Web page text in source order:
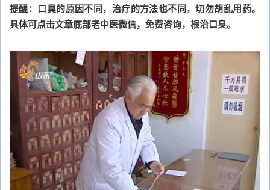
提醒：口臭的原因不同，治疗的方法也不同，切勿胡乱用药。
具体可点击文章底部老中医微信，免费咨询，根治口臭。